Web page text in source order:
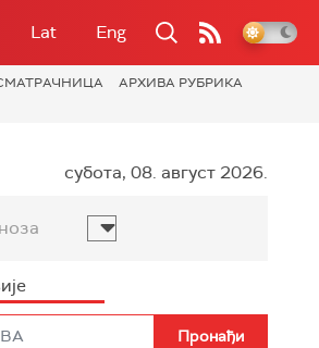
Lat Eng
АРХИВА РУБРИКА
субота, 08. август 2026.